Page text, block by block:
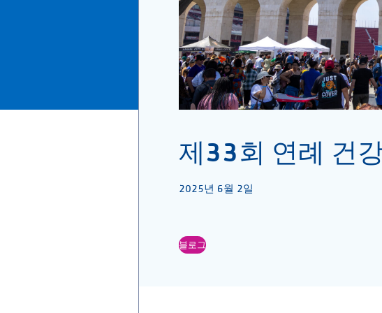
제33회 연례 건
2025년 6월 2일
블로그